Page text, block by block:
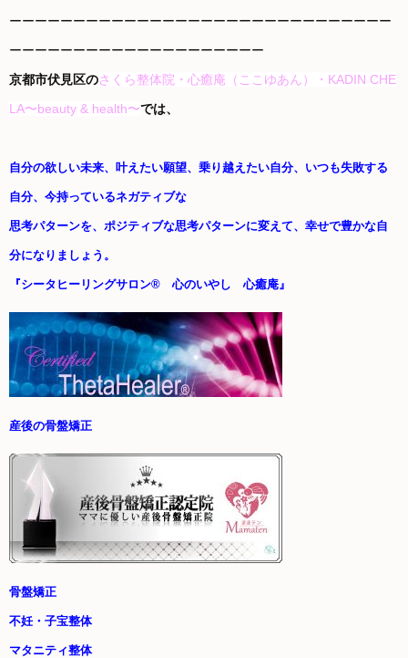
ーーーーーーーーーーーーーーーーーーーーーーーーーーーーーー
ーーーーーーーーーーーーーーーーーーーー
京都市伏見区のさくら整体院・心癒庵（ここゆあん）・KADIN CHE
LA〜beauty & health〜では、
自分の欲しい未来、叶えたい願望、乗り越えたい自分、 いつも失敗する
自分、今持っているネガティブな
思考パターンを、ポジティブな思考パターンに変えて、 幸せで豊かな自
分になりましょう。
『シータヒーリングサロン® 心のいやし 心癒庵』
産後の骨盤矯正
骨盤矯正
不妊・子宝整体
マタニティ整体